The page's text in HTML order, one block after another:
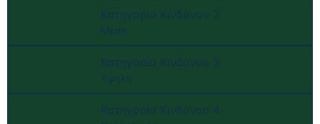
Κατηγορία Κινδύνου 2
Κατηγορία Κινδύνου 3
Κατηγορία Κινδύνου 4